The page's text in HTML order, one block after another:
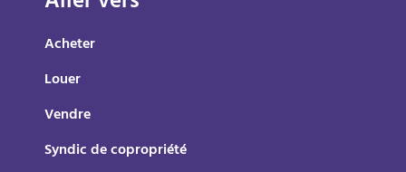
Acheter
Louer
Vendre
Syndic de copropriété